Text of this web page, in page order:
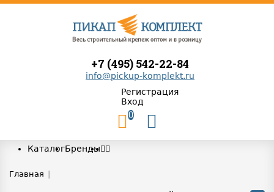
+7 (495) 542-22-84
info@pickup-komplekt.ru
Регистрация
Вход
0
КаталогБренды
Главная